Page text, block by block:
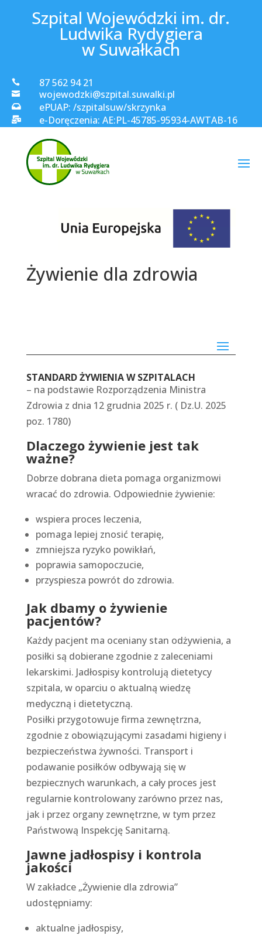
Szpital Wojewódzki im. dr.
Ludwika Rydygiera
w Suwałkach
 87 562 94 21
 wojewodzki@szpital.suwalki.pl
 ePUAP: /szpitalsuw/skrzynka
 e-Doręczenia: AE:PL-45785-95934-AWTAB-16
Żywienie dla zdrowia
STANDARD ŻYWIENIA W SZPITALACH
– na podstawie Rozporządzenia Ministra
Zdrowia z dnia 12 grudnia 2025 r. ( Dz.U. 2025
poz. 1780)
Dlaczego żywienie jest tak
ważne?
Dobrze dobrana dieta pomaga organizmowi
wracać do zdrowia. Odpowiednie żywienie:
wspiera proces leczenia,
pomaga lepiej znosić terapię,
zmniejsza ryzyko powikłań,
poprawia samopoczucie,
przyspiesza powrót do zdrowia.
Jak dbamy o żywienie
pacjentów?
Każdy pacjent ma oceniany stan odżywienia, a
posiłki są dobierane zgodnie z zaleceniami
lekarskimi. Jadłospisy kontrolują dietetycy
szpitala, w oparciu o aktualną wiedzę
medyczną i dietetyczną.
Posiłki przygotowuje firma zewnętrzna,
zgodnie z obowiązującymi zasadami higieny i
bezpieczeństwa żywności. Transport i
podawanie posiłków odbywają się w
bezpiecznych warunkach, a cały proces jest
regularnie kontrolowany zarówno przez nas,
jak i przez organy zewnętrzne, w tym przez
Państwową Inspekcję Sanitarną.
Jawne jadłospisy i kontrola
jakości
W zakładce „Żywienie dla zdrowia”
udostępniamy:
aktualne jadłospisy,